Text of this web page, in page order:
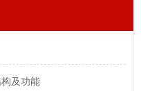
及功能